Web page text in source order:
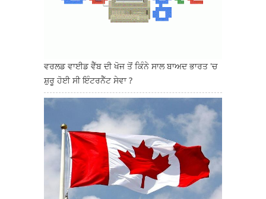
ਵਰਲਡ ਵਾਈਡ ਵੈੱਬ ਦੀ ਖੋਜ ਤੋਂ ਕਿੰਨੇ ਸਾਲ ਬਾਅਦ ਭਾਰਤ 'ਚ
ਸ਼ੁਰੂ ਹੋਈ ਸੀ ਇੰਟਰਨੈੱਟ ਸੇਵਾ ?